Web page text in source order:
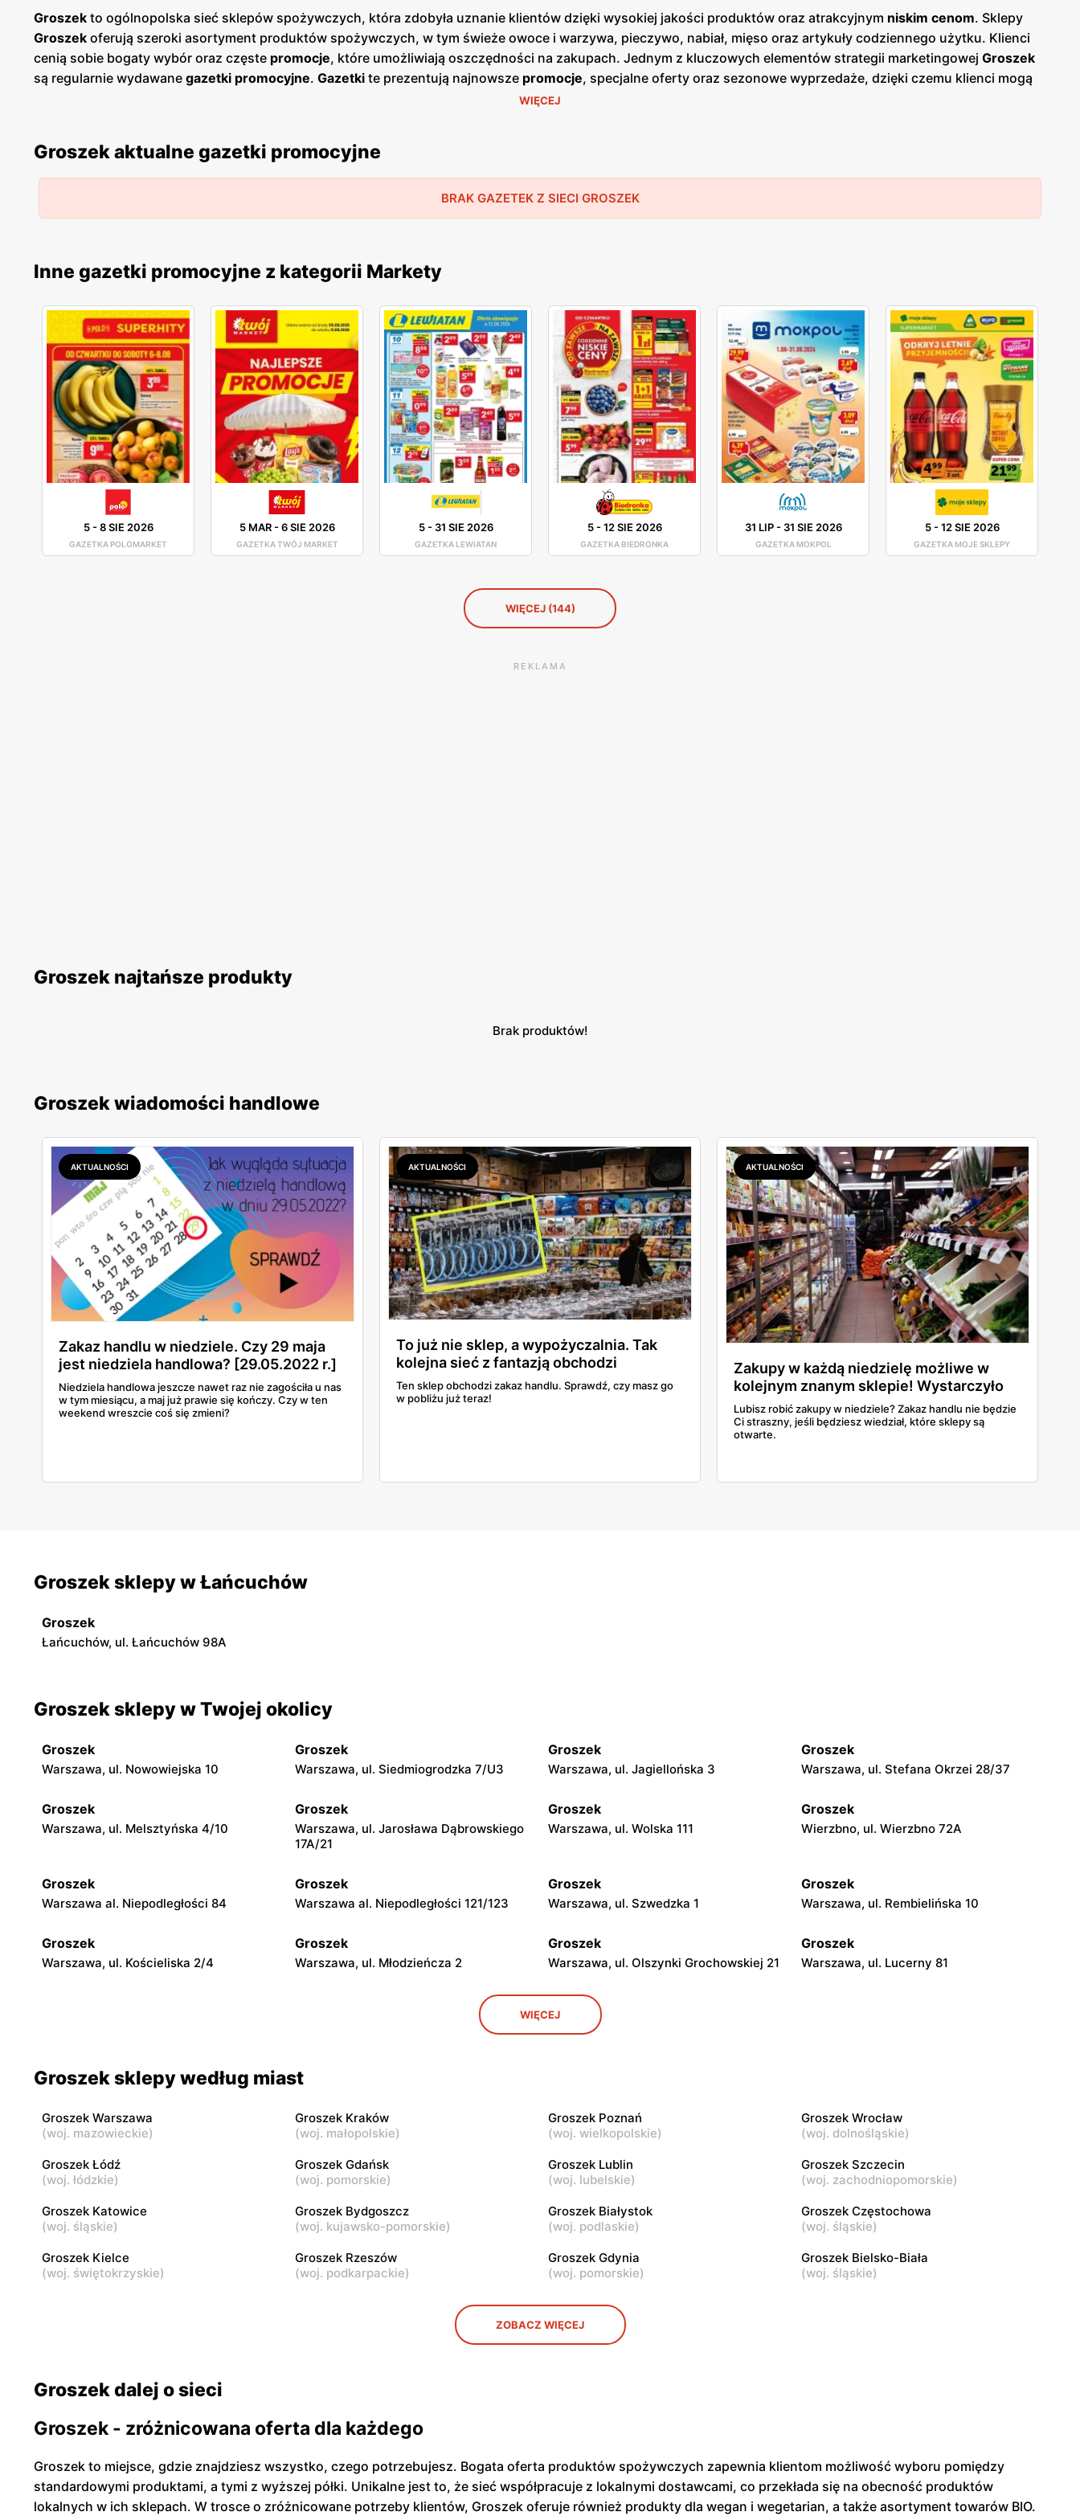
Groszek to ogólnopolska sieć sklepów spożywczych, która zdobyła uznanie klientów dzięki wysokiej jakości produktów oraz atrakcyjnym niskim cenom. Sklepy
Groszek oferują szeroki asortyment produktów spożywczych, w tym świeże owoce i warzywa, pieczywo, nabiał, mięso oraz artykuły codziennego użytku. Klienci
cenią sobie bogaty wybór oraz częste promocje, które umożliwiają oszczędności na zakupach. Jednym z kluczowych elementów strategii marketingowej Groszek
są regularnie wydawane gazetki promocyjne. Gazetki te prezentują najnowsze promocje, specjalne oferty oraz sezonowe wyprzedaże, dzięki czemu klienci mogą
planować swoje zakupy i korzystać z wyjątkowych okazji cenowych. Publikacje te są dostępne zarówno w formie papierowej w sklepach, jak i online, co umożliwia
od lokalnych dostawców. Dzięki temu Groszekzdobyła lojalność wielu zadowolonych klientów. Produkty oferowane przez
jakością, a szeroki asortyment obejmuje zarówno popularne marki, jak i produkty własne, które są dostępne w atrakcyjnychniskich cenach. Sieć stawia na
innowacyjność i ciągłe udoskonalanie swojej oferty, aby sprostać oczekiwaniom klientów poszukujących świeżych i wysokiej jakości produktów spożywczych.
WIĘCEJ
Groszek aktualne gazetki promocyjne
BRAK GAZETEK Z SIECI GROSZEK
Inne gazetki promocyjne z kategorii Markety
5-8 SIE 2026
GAZETKA POLOMARKET
5 MAR-6 SIE 2026
GAZETKA TWÓJ MARKET
5- 31 SIE 2026
GAZETKA LEWIATAN
5-12 SIE 2026
GAZETKA BIEDRONKA
31 LIP- 31 SIE 2026
GAZETKA MOKPOL
5-12 SIE 2026
GAZETKA MOJE SKLEPY
WIĘCEJ (144)
REKLAMA
Groszek najtańsze produkty
Brak produktów!
Groszek wiadomości handlowe
AKTUALNOŚCI
Zakaz handlu w niedziele. Czy 29 maja
jest niedziela handlowa? [29.05.2022 r.]
Niedziela handlowa jeszcze nawet raz nie zagościła u nas
w tym miesiącu, a maj już prawie się kończy. Czy w ten
weekend wreszcie coś się zmieni?
AKTUALNOŚCI
To już nie sklep, a wypożyczalnia. Tak
kolejna sieć z fantazją obchodzi
przepisy!
Ten sklep obchodzi zakaz handlu. Sprawdź, czy masz go
w pobliżu już teraz!
AKTUALNOŚCI
Zakupy w każdą niedzielę możliwe w
kolejnym znanym sklepie! Wystarczyło
podjąć jedno działanie.
Lubisz robić zakupy w niedziele? Zakaz handlu nie będzie
Ci straszny, jeśli będziesz wiedział, które sklepy są
otwarte.
Groszek sklepy w Łańcuchów
Groszek
Łańcuchów, ul. Łańcuchów 98A
Groszek sklepy w Twojej okolicy
Groszek
Warszawa, ul. Nowowiejska 10
Groszek
Warszawa, ul. Siedmiogrodzka 7/U3
Groszek
Warszawa, ul. Jagiellońska 3
Groszek
Warszawa, ul. Stefana Okrzei 28/37
Groszek
Warszawa, ul. Melsztyńska 4/10
Groszek
Warszawa, ul. Jarosława Dąbrowskiego
17A/21
Groszek
Warszawa, ul. Wolska 111
Groszek
Wierzbno, ul. Wierzbno 72A
Groszek
Warszawa al. Niepodległości 84
Groszek
Warszawa al. Niepodległości 121/123
Groszek
Warszawa, ul. Szwedzka 1
Groszek
Warszawa, ul. Rembielińska 10
Groszek
Warszawa, ul. Kościeliska 2/4
Groszek
Warszawa, ul. Młodzieńcza 2
Groszek
Warszawa, ul. Olszynki Grochowskiej 21
Groszek
Warszawa, ul. Lucerny 81
Groszek
Babice Nowe, ul. Warszawska 278
Warszawa al. Dzieci Polskich 9 Warszawa, ul. Zasadowa 52
Groszek
Łomianki Dolne, ul. Wiślana 32E
Groszek
Łomianki, ul. Warszawska 280
Groszek
Warszawa, ul. Jana Pawła II 108
Groszek
Warszawa, ul. plac Wojska Polskiego 114
Groszek
79a/1
Groszek Groszek Groszek
WIĘCEJ
Groszek sklepy według miast
Groszek Warszawa
(woj. mazowieckie)
Groszek Kraków
(woj. małopolskie)
Groszek Poznań
(woj. wielkopolskie)
Groszek Wrocław
(woj. dolnośląskie)
Groszek Łódź
(woj. łódzkie)
Groszek Gdańsk
(woj. pomorskie)
Groszek Lublin
(woj. lubelskie)
Groszek Szczecin
(woj. zachodniopomorskie)
Groszek Katowice
(woj. śląskie)
Groszek Bydgoszcz
(woj. kujawsko-pomorskie)
Groszek Białystok
(woj. podlaskie)
Groszek Częstochowa
(woj. śląskie)
Groszek Kielce
(woj. świętokrzyskie)
Groszek Rzeszów
(woj. podkarpackie)
Groszek Gdynia
(woj. pomorskie)
Groszek Bielsko-Biała
(woj. śląskie)
ZOBACZ WIĘCEJ
Groszek dalej o sieci
Groszek - zróżnicowana oferta dla każdego
Groszek to miejsce, gdzie znajdziesz wszystko, czego potrzebujesz. Bogata oferta produktów spożywczych zapewnia klientom możliwość wyboru pomiędzy
standardowymi produktami, a tymi z wyższej półki. Unikalne jest to, że sieć współpracuje z lokalnymi dostawcami, co przekłada się na obecność produktów
lokalnych w ich sklepach. W trosce o zróżnicowane potrzeby klientów, Groszek oferuje również produkty dla wegan i wegetarian, a także asortyment towarów BIO.